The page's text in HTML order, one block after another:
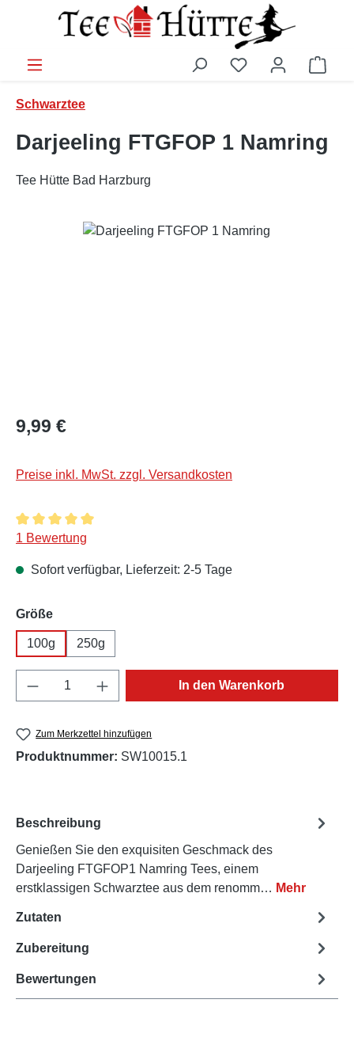
Zum Hauptinhalt springen
Schwarztee
Darjeeling FTGFOP 1 Namring
Tee Hütte Bad Harzburg
Bildergalerie überspringen
Regulärer Preis:
9,99 €
Preise inkl. MwSt. zzgl. Versandkosten
Durchschnittliche Bewertung von 5 von 5 Sternen
1 Bewertung
Sofort verfügbar, Lieferzeit: 2-5 Tage
Größeauswählen
100g 250g
Produkt Anzahl: Gib den gewünschten
In den Warenkorb
Zum Merkzettel hinzufügen
Produktnummer: SW10015.1
Beschreibung
Genießen Sie den exquisiten Geschmack des
Darjeeling FTGFOP1 Namring Tees, einem
erstklassigen Schwarztee aus dem renomm… Mehr
Zutaten
Zubereitung
Bewertungen